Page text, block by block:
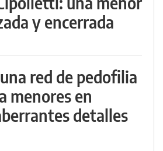
y encerrada
red de pedofilia
menores en
detalles